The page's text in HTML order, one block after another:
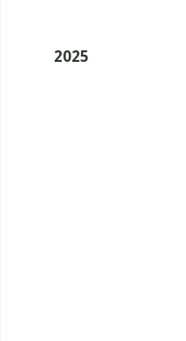
2025